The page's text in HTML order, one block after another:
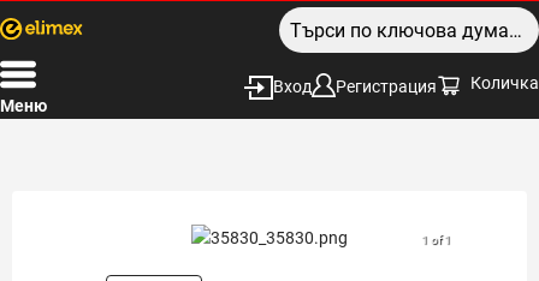
Меню
Вход Регистрация Количка
1 of 1